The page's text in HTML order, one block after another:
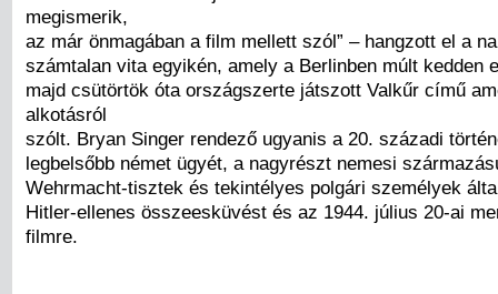
megismerik,
az már önmagában a film mellett szól” – hangzott el a
számtalan vita egyikén, amely a Berlinben múlt kedden
majd csütörtök óta országszerte játszott Valkűr című
alkotásról
szólt. Bryan Singer rendező ugyanis a 20. századi
legbelsőbb német ügyét, a nagyrészt nemesi
Wehrmacht-tisztek és tekintélyes polgári személyek
Hitler-ellenes összeesküvést és az 1944. július 20-ai
filmre.